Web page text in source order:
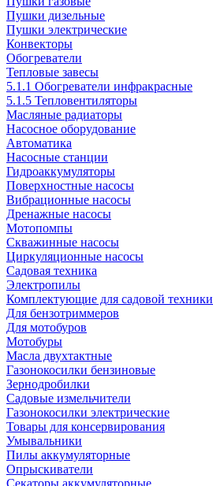
Пушки дизельные
Пушки электрические
Конвекторы
Обогреватели
Тепловые завесы
5.1.1 Обогреватели инфракрасные
5.1.5 Тепловентиляторы
Масляные радиаторы
Насосное оборудование
Автоматика
Насосные станции
Гидроаккумуляторы
Поверхностные насосы
Вибрационные насосы
Дренажные насосы
Мотопомпы
Скважинные насосы
Циркуляционные насосы
Садовая техника
Электропилы
Комплектующие для садовой техники
Для бензотриммеров
Для мотобуров
Мотобуры
Масла двухтактные
Газонокосилки бензиновые
Зернодробилки
Садовые измельчители
Газонокосилки электрические
Товары для консервирования
Умывальники
Пилы аккумуляторные
Опрыскиватели
Секаторы аккумуляторные